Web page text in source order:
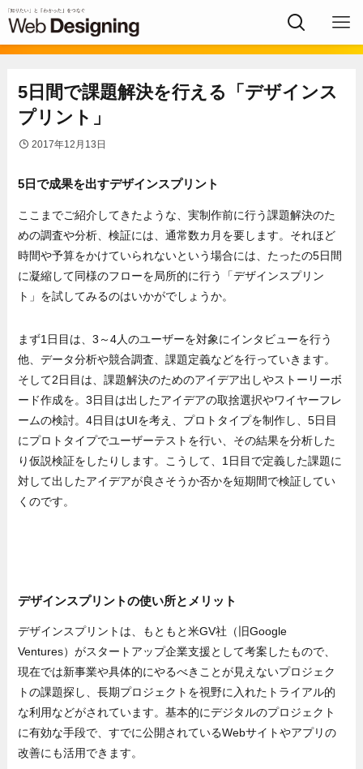
5日間で課題解決を行える「デザインス
プリント」
2017年12月13日
5日で成果を出すデザインスプリント
ここまでご紹介してきたような、実制作前に行う課題解決のた
めの調査や分析、検証には、通常数カ月を要します。それほど
時間や予算をかけていられないという場合には、たったの5日間
に凝縮して同様のフローを局所的に行う「デザインスプリン
ト」を試してみるのはいかがでしょうか。
まず1日目は、3～4人のユーザーを対象にインタビューを行う
他、データ分析や競合調査、課題定義などを行っていきます。
そして2日目は、課題解決のためのアイデア出しやストーリーボ
ード作成を。3日目は出したアイデアの取捨選択やワイヤーフレ
ームの検討。4日目はUIを考え、プロトタイプを制作し、5日目
にプロトタイプでユーザーテストを行い、その結果を分析した
り仮説検証をしたりします。こうして、1日目で定義した課題に
対して出したアイデアが良さそうか否かを短期間で検証してい
くのです。
デザインスプリントの使い所とメリット
デザインスプリントは、もともと米GV社（旧Google
Ventures）がスタートアップ企業支援として考案したもので、
現在では新事業や具体的にやるべきことが見えないプロジェク
トの課題探し、長期プロジェクトを視野に入れたトライアル的
な利用などがされています。基本的にデジタルのプロジェクト
に有効な手段で、すでに公開されているWebサイトやアプリの
改善にも活用できます。